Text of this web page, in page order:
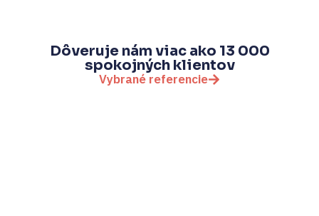
Dôveruje nám viac ako 13 000
spokojných klientov
Vybrané referencie